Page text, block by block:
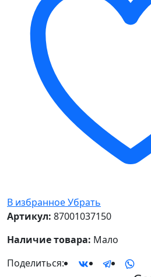
В избранноеУбрать
Артикул: 87001037150
Наличие товара: Мало
Поделиться: